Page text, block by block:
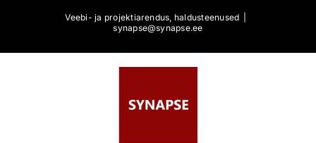
Veebi- ja projektiarendus, haldusteenused
synapse@synapse.ee